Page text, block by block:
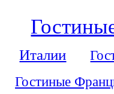
Италии
Гостиные